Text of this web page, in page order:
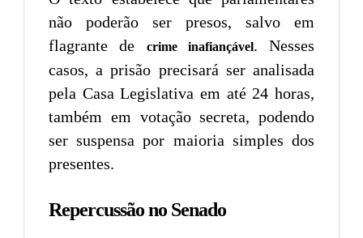
não poderão ser presos, salvo em
flagrante de
crime inafiançável. Nesses
casos, a prisão precisará ser analisada
pela Casa Legislativa em até 24 horas,
também em votação secreta, podendo
ser suspensa por maioria simples dos
presentes.
Repercussão no Senado